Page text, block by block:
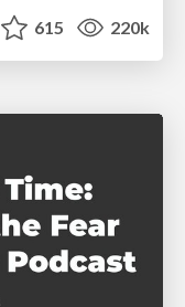
615 220k